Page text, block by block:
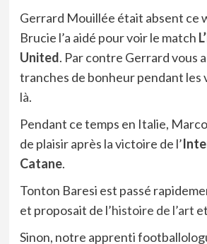
Gerrard Mouillée était absent ce
Brucie l’a aidé pour voir le match
United. Par contre Gerrard vous
tranches de bonheur pendant les
là.
Pendant ce temps en Italie,
de plaisir après la victoire de l’
Catane.
Tonton Baresi est passé
et proposait de l’histoire de l’art
Sinon, notre apprenti